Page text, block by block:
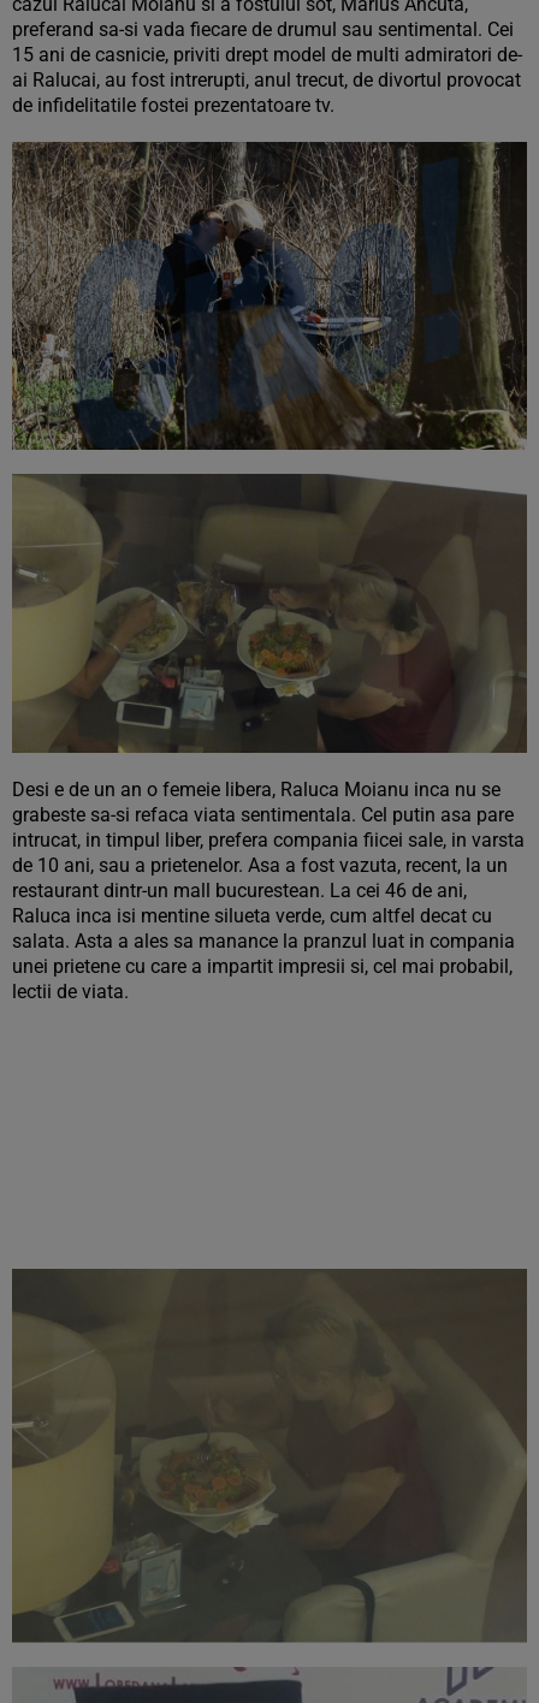
cazul Ralucai Moianu si a fostului sot, Marius Ancuta,
preferand sa-si vada fiecare de drumul sau sentimental. Cei
15 ani de casnicie, priviti drept model de multi admiratori de-
ai Ralucai, au fost intrerupti, anul trecut, de divortul provocat
de infidelitatile fostei prezentatoare tv.
Desi e de un an o femeie libera, Raluca Moianu inca nu se
grabeste sa-si refaca viata sentimentala. Cel putin asa pare
intrucat, in timpul liber, prefera compania fiicei sale, in varsta
de 10 ani, sau a prietenelor. Asa a fost vazuta, recent, la un
restaurant dintr-un mall bucurestean. La cei 46 de ani,
Raluca inca isi mentine silueta verde, cum altfel decat cu
salata. Asta a ales sa manance la pranzul luat in compania
unei prietene cu care a impartit impresii si, cel mai probabil,
lectii de viata.